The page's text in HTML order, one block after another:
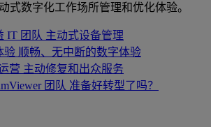
式数字化工作场所管理和优化体验。
IT 团队 主动式设备管理
验 顺畅、无中断的数字体验
营 主动修复和出众服务
团队 准备好转型了吗？